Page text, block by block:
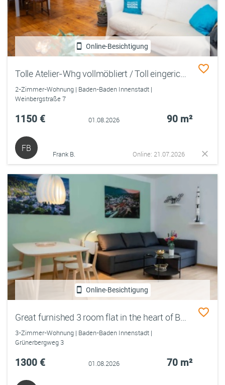
Online-Besichtigung
Tolle Atelier-Whg vollmöbliert / Toll eingerichtete Studio-Ferienwohnung
2-Zimmer-Wohnung | Baden-Baden Innenstadt |
Weinbergstraße 7
1150 € 01.08.2026 90 m²
FB
Frank B. Online: 21.07.2026
Online-Besichtigung
Great furnished 3 room flat in the heart of Baden-Baden
3-Zimmer-Wohnung | Baden-Baden Innenstadt |
Grünerbergweg 3
1300 € 01.08.2026 70 m²